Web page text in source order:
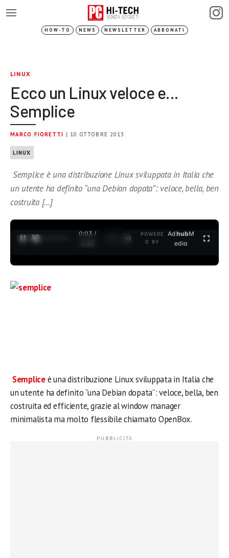
HOW-TO NEWS NEWSLETTER ABBONATI
LINUX
Ecco un Linux veloce e…
Semplice
MARCO FIORETTI | 10 OTTOBRE 2013
LINUX
Semplice è una distribuzione Linux sviluppata in Italia che
un utente ha definito “una Debian dopata”: veloce, bella, ben
costruita […]
0:03 /
3:35
POWERE
D BY
AdhubM
edia
Sempliceè una distribuzione Linux sviluppata in Italia che
un utente ha definito “una Debian dopata”: veloce, bella, ben
costruita ed efficiente, grazie al window manager
minimalista ma molto flessibile chiamato OpenBox.